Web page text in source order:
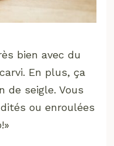
bien avec du
En plus, ça
de seigle. Vous
ou enroulées